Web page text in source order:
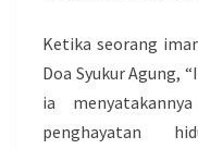
Ketika seorang
Doa Syukur Agung,
ia
penghayatan